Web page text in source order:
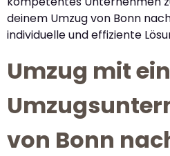
deinem Umzug von Bonn
individuelle und effiziente
Umzug mit
von Bonn